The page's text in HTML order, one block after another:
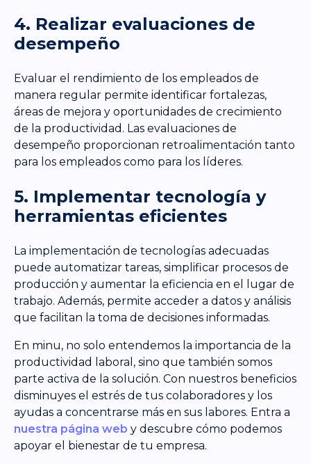
4. Realizar evaluaciones de
desempeño
Evaluar el rendimiento de los empleados de
manera regular permite identificar fortalezas,
áreas de mejora y oportunidades de crecimiento
de la productividad. Las evaluaciones de
desempeño proporcionan retroalimentación tanto
para los empleados como para los líderes.
5. Implementar tecnología y
herramientas eficientes
La implementación de tecnologías adecuadas
puede automatizar tareas, simplificar procesos de
producción y aumentar la eficiencia en el lugar de
trabajo. Además, permite acceder a datos y análisis
que facilitan la toma de decisiones informadas.
En minu, no solo entendemos la importancia de la
productividad laboral, sino que también somos
parte activa de la solución. Con nuestros beneficios
disminuyes el estrés de tus colaboradores y los
ayudas a concentrarse más en sus labores. Entra a
nuestra página web y descubre cómo podemos
apoyar el bienestar de tu empresa.